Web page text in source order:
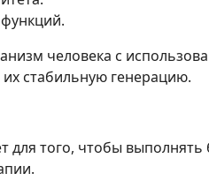
человека с
стабильную генерацию.
для того, чтобы